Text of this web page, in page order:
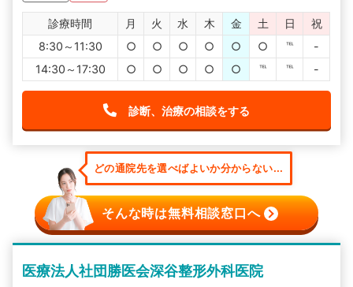
診療時間 月 火 水 木 金 土 日
祝
8:30～11:30
○ ○ ○ ○ ○ ○ ℡
-
14:30～17:30
○ ○ ○ ○ ○ ℡ ℡ -
診断、治療の相談をする
どの通院先を選べばよいか分からない...
そんな時は無料相談窓口へ
医療法人社団勝医会深谷整形外科医院